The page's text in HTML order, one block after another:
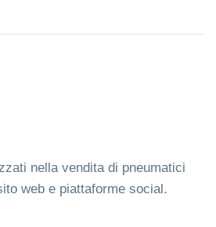
nella vendita di pneumatici
web e piattaforme social.